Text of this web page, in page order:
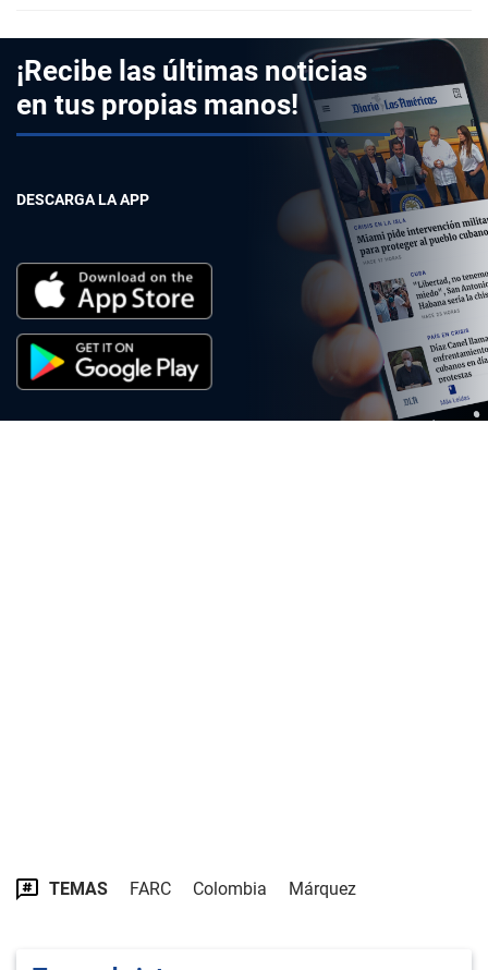
¡Recibe las últimas noticias
en tus propias manos!
DESCARGA LA APP
TEMAS FARC Colombia Márquez